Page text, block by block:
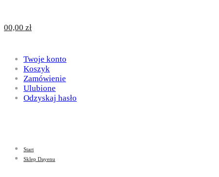
for
God
DAYENU
Design
God
00,00 zł
Twoje konto
Koszyk
Zamówienie
Ulubione
Odzyskaj hasło
Start
Sklep Dayenu